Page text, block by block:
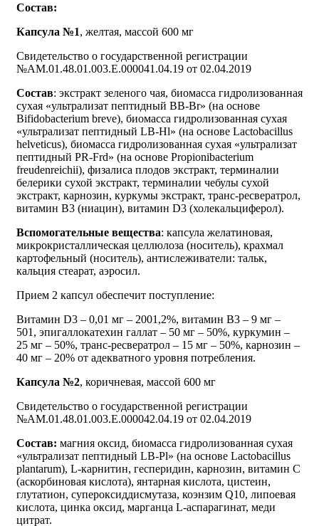
Состав:
Капсула №1, желтая, массой 600 мг
Свидетельство о государственной регистрации
№АМ.01.48.01.003.Е.000041.04.19 от 02.04.2019
Состав: экстракт зеленого чая, биомасса гидролизованная
сухая «ультрализат пептидный BB-Br» (на основе
Bifidobacterium breve), биомасса гидролизованная сухая
«ультрализат пептидный LB-Hl» (на основе Lactobacillus
helveticus), биомасса гидролизованная сухая «ультрализат
пептидный PR-Frd» (на основе Propionibacterium
freudenreichii), физалиса плодов экстракт, терминалии
белерики сухой экстракт, терминалии чебулы сухой
экстракт, карнозин, куркумы экстракт, транс-ресвератрол,
витамин В3 (ниацин), витамин D3 (холекальциферол).
Вспомогательные вещества: капсула желатиновая,
микрокристаллическая целлюлоза (носитель), крахмал
картофельный (носитель), антислеживатели: тальк,
кальция стеарат, аэросил.
Прием 2 капсул обеспечит поступление:
Витамин D3 – 0,01 мг – 2001,2%, витамин В3 – 9 мг –
501, эпигаллокатехин галлат – 50 мг – 50%, куркумин –
25 мг – 50%, транс-ресвератрол – 15 мг – 50%, карнозин –
40 мг – 20% от адекватного уровня потребления.
Капсула №2, коричневая, массой 600 мг
Свидетельство о государственной регистрации
№АМ.01.48.01.003.Е.000042.04.19 от 02.04.2019
Состав: магния оксид, биомасса гидролизованная сухая
«ультрализат пептидный LB-Pl» (на основе Lactobacillus
plantarum), L-карнитин, гесперидин, карнозин, витамин С
(аскорбиновая кислота), янтарная кислота, цистеин,
глутатион, супероксиддисмутаза, коэнзим Q10, липоевая
кислота, цинка оксид, марганца L-аспарагинат, меди
цитрат.